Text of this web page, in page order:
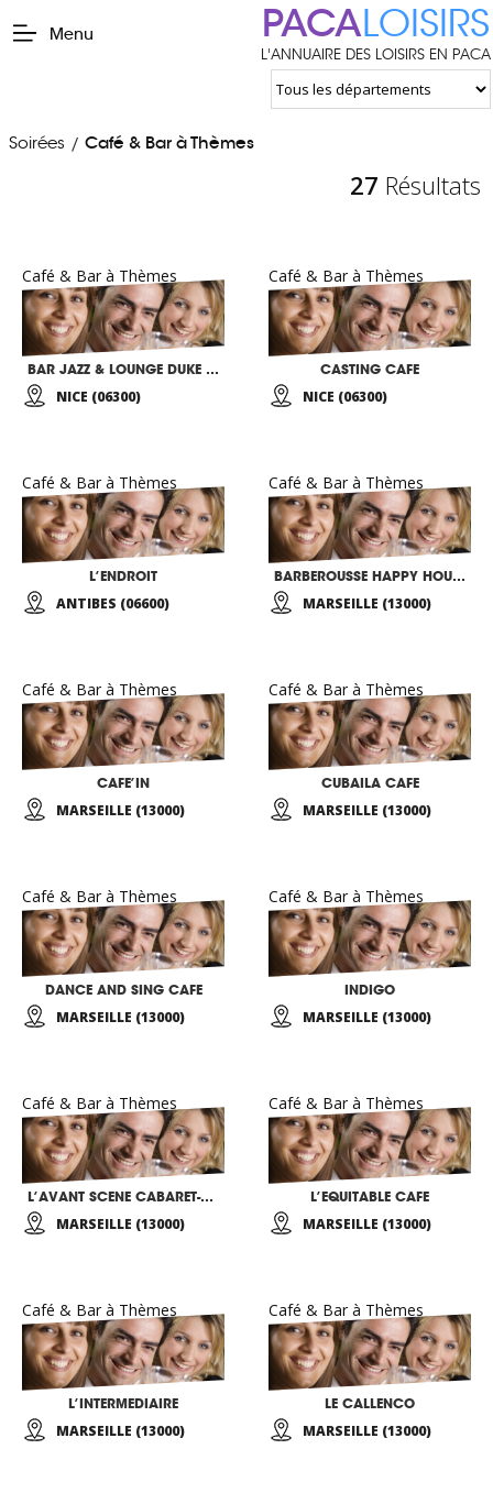
Menu PACALOISIRS
L'ANNUAIRE DES LOISIRS EN PACA
Soirées / Café & Bar à Thèmes
27 Résultats
Café & Bar à Thèmes
BAR JAZZ & LOUNGE DUKE ELLINGTON
NICE (06300)
Café & Bar à Thèmes
CASTING CAFE
NICE (06300)
Café & Bar à Thèmes
L’ENDROIT
ANTIBES (06600)
Café & Bar à Thèmes
BARBEROUSSE HAPPY HOURS
MARSEILLE (13000)
Café & Bar à Thèmes
CAFE’IN
MARSEILLE (13000)
Café & Bar à Thèmes
CUBAILA CAFE
MARSEILLE (13000)
Café & Bar à Thèmes
DANCE AND SING CAFE
MARSEILLE (13000)
Café & Bar à Thèmes
INDIGO
MARSEILLE (13000)
Café & Bar à Thèmes
L’AVANT SCENE CABARET-CONCERT ACOUSTIQUE
MARSEILLE (13000)
Café & Bar à Thèmes
L’EQUITABLE CAFE
MARSEILLE (13000)
Café & Bar à Thèmes
L’INTERMEDIAIRE
MARSEILLE (13000)
Café & Bar à Thèmes
LE CALLENCO
MARSEILLE (13000)